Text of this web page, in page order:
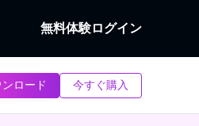
無料体験ログイン
ロード 今すぐ購入